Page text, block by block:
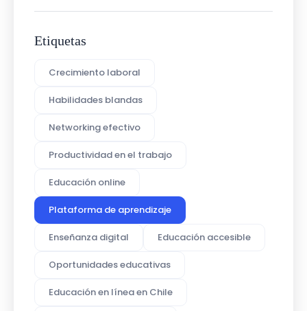
Etiquetas
Crecimiento laboral
Habilidades blandas
Networking efectivo
Productividad en el trabajo
Educación online
Plataforma de aprendizaje
Enseñanza digital Educación accesible
Oportunidades educativas
Educación en línea en Chile